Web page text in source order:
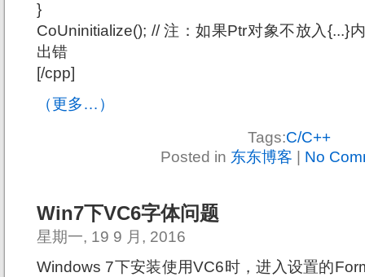
}
CoUninitialize(); // 注：如果Ptr对象不放入{...}
出错
[/cpp]
（更多…）
Tags:C/C++
Posted in 东东博客 No
Win7下VC6字体问题
星期一, 19 9 月, 2016
Windows 7下安装使用VC6时，进入设置的